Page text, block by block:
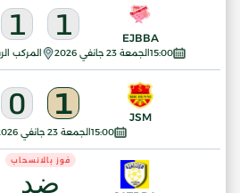
15:00الجمعة 23 جانفي 2026 المركب الرياضي 20
EJBBA
1
1
15:00الجمعة 23 جانفي 2026
JSM
1
0
ضد
فوز بالانسحاب